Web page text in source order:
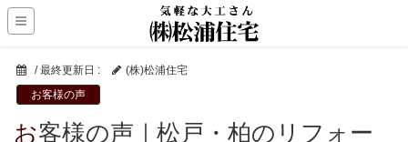
/ 最終更新日 :
(株)松浦住宅
お客様の声
お客様の声｜松戸・柏のリフォー